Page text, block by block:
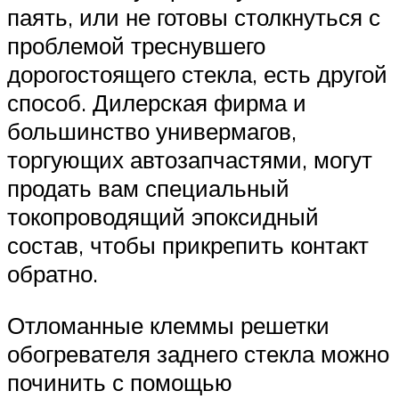
паять, или не готовы столкнуться с
проблемой треснувшего
дорогостоящего стекла, есть другой
способ. Дилерская фирма и
большинство универмагов,
торгующих автозапчастями, могут
продать вам специальный
токопроводящий эпоксидный
состав, чтобы прикрепить контакт
обратно.
Отломанные клеммы решетки
обогревателя заднего стекла можно
починить с помощью